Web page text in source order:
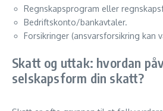
Regnskapsprogram eller
Bedriftskonto/bankavtaler.
Forsikringer (ansvarsforsikring kan
Skatt og uttak: hvordan
selskapsform din skatt?